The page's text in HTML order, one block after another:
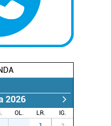
2026
OL. LR.
IG.